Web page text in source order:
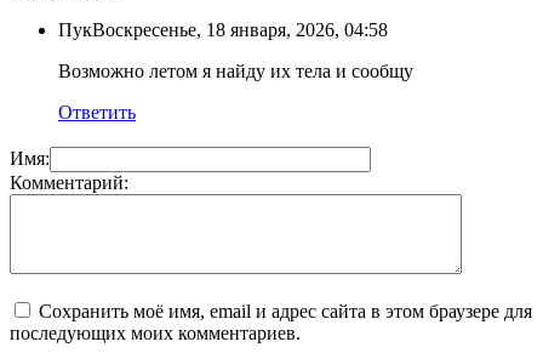
ПукВоскресенье, 18 января, 2026, 04:58
Возможно летом я найду их тела и сообщу
Ответить
Имя:
Комментарий:
Сохранить моё имя, email и адрес сайта в этом браузере для
последующих моих комментариев.